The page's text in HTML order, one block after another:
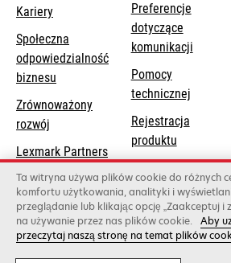
Kariery
Społeczna
odpowiedzialność
biznesu
a
tab
Zrównoważony
rozwój
Lexmark Partners
Preferencje
dotyczące
komunikacji
Pomocy
technicznejopens
a
tab
Rejestracja
produktu
Znajdź dealera
Lista hurtowni
Lexmark International, Inc., firma
©2026 Wszelkie prawa
Ta witryna używa plików cookie do różnych
komfortu użytkowania, analityki i
przeglądanie lub klikając opcję „Zaakceptuj i
na używanie przez nas plików cookie. Aby
przeczytaj naszą stronę na temat plików